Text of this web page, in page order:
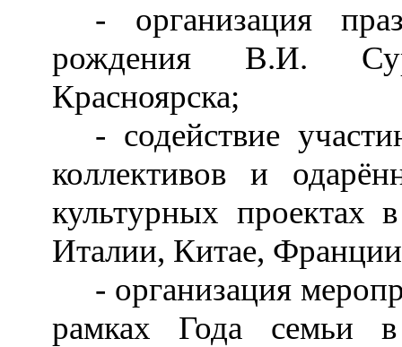
- организация
рождения В.И.
Красноярска;
- содействие
коллективов и
культурных проектах
Италии, Китае,
- организация
рамках Года семьи